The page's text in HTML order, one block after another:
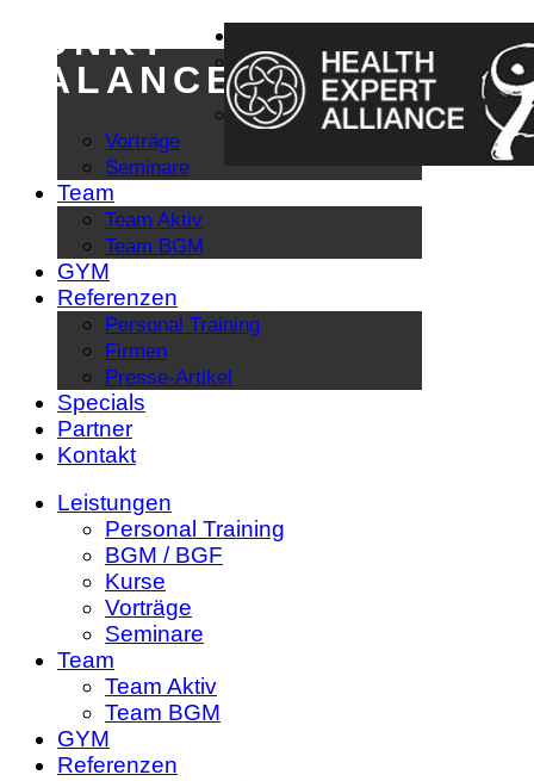
PUNKT
BALANCEPersonal Training
BGM / BGF
Kurse
Vorträge
Seminare
Team
Team Aktiv
Team BGM
GYM
Referenzen
Personal Training
Firmen
Presse-Artikel
Specials
Partner
Kontakt
Leistungen
Personal Training
BGM / BGF
Kurse
Vorträge
Seminare
Team
Team Aktiv
Team BGM
GYM
Referenzen